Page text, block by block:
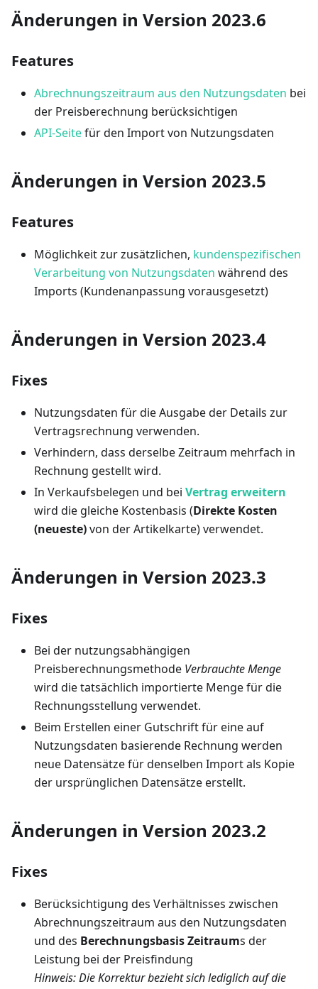
Änderungen in Version 2023.6
Features
Abrechnungszeitraum aus den Nutzungsdaten bei
der Preisberechnung berücksichtigen
API-Seitefür den Import von Nutzungsdaten
Änderungen in Version 2023.5
Features
Möglichkeit zur zusätzlichen, kundenspezifischen
Verarbeitung von Nutzungsdaten während des
Imports (Kundenanpassung vorausgesetzt)
Änderungen in Version 2023.4
Fixes
Nutzungsdaten für die Ausgabe der Details zur
Vertragsrechnung verwenden.
Verhindern, dass derselbe Zeitraum mehrfach in
Rechnung gestellt wird.
In Verkaufsbelegen und bei Vertrag erweitern
wird die gleiche Kostenbasis (Direkte Kosten
(neueste)von der Artikelkarte) verwendet.
Änderungen in Version 2023.3
Fixes
Bei der nutzungsabhängigen
Preisberechnungsmethode Verbrauchte Menge
wird die tatsächlich importierte Menge für die
Rechnungsstellung verwendet.
Beim Erstellen einer Gutschrift für eine auf
Nutzungsdaten basierende Rechnung werden
neue Datensätze für denselben Import als Kopie
der ursprünglichen Datensätze erstellt.
Änderungen in Version 2023.2
Fixes
Berücksichtigung des Verhältnisses zwischen
Abrechnungszeitraum aus den Nutzungsdaten
und des Berechnungsbasis Zeitraums der
Leistung bei der Preisfindung
Hinweis: Die Korrektur bezieht sich lediglich auf die